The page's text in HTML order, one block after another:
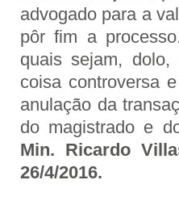
advogado para a
pôr fim a
quais sejam,
coisa controversa
anulação da
do magistrado e
Min. Ricardo
26/4/2016.